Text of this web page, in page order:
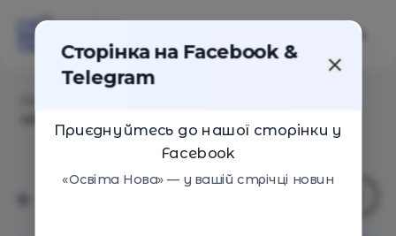
Сторінка на Facebook &
Telegram
Приєднуйтесь до нашої сторінки у
Facebook
«Освіта Нова» — у вашій стрічці новин